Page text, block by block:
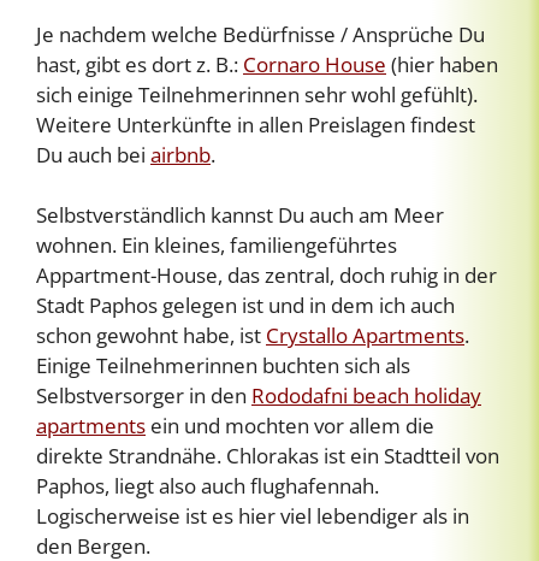
Je nachdem welche Bedürfnisse / Ansprüche Du
hast, gibt es dort z. B.: Cornaro House (hier haben
sich einige Teilnehmerinnen sehr wohl gefühlt).
Weitere Unterkünfte in allen Preislagen findest
Du auch bei airbnb.
Selbstverständlich kannst Du auch am Meer
wohnen. Ein kleines, familiengeführtes
Appartment-House, das zentral, doch ruhig in der
Stadt Paphos gelegen ist und in dem ich auch
schon gewohnt habe, ist Crystallo Apartments.
Einige Teilnehmerinnen buchten sich als
Selbstversorger in den Rododafni beach holiday
apartments ein und mochten vor allem die
direkte Strandnähe. Chlorakas ist ein Stadtteil von
Paphos, liegt also auch flughafennah.
Logischerweise ist es hier viel lebendiger als in
den Bergen.